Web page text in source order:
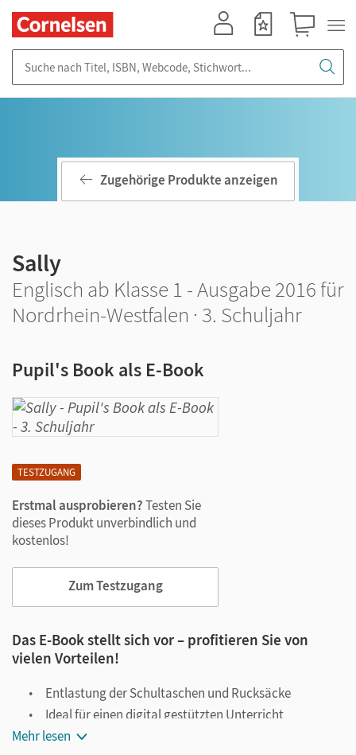
TESTZUGANG
Erstmal ausprobieren?Testen Sie
dieses Produkt unverbindlich und
kostenlos!
Zum Testzugang
Zugehörige Produkte anzeigen
Sally
Englisch ab Klasse 1 - Ausgabe 2016 für
Nordrhein-Westfalen · 3. Schuljahr
Pupil's Book als E-Book
Das E-Book stellt sich vor – profitieren Sie von
vielen Vorteilen!
Entlastung der Schultaschen und Rucksäcke
Ideal für einen digital gestützten Unterricht
Notiz- und Markierungsmöglichkeit
Mehr lesen